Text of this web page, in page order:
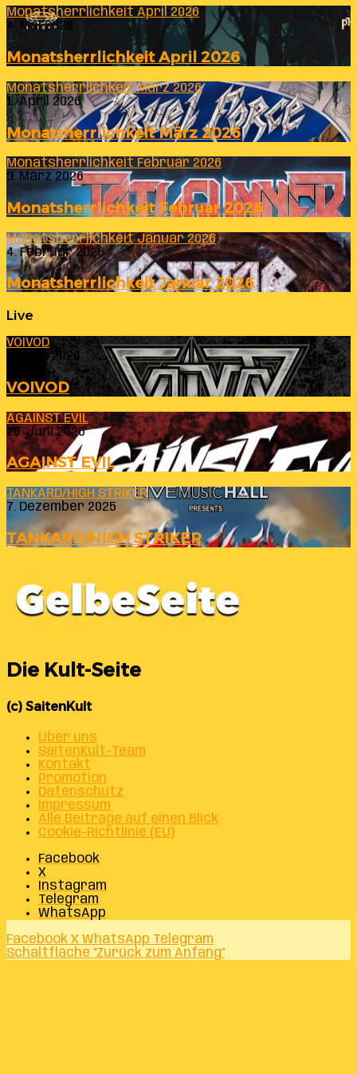
Monatsherrlichkeit April 2026
4. Mai 2026
Monatsherrlichkeit April 2026
Monatsherrlichkeit März 2026
1. April 2026
Monatsherrlichkeit März 2026
Monatsherrlichkeit Februar 2026
3. März 2026
Monatsherrlichkeit Februar 2026
Monatsherrlichkeit Januar 2026
4. Februar 2026
Monatsherrlichkeit Januar 2026
Live
VOIVOD
23. Juli 2026
VOIVOD
AGAINST EVIL
26. Juni 2026
AGAINST EVIL
TANKARD/HIGH STRIKER
7. Dezember 2025
TANKARD/HIGH STRIKER
Die Kult-Seite
(c) SaitenKult
Über uns
SaitenKult-Team
Kontakt
Promotion
Datenschutz
Impressum
Alle Beiträge auf einen Blick
Cookie-Richtlinie (EU)
Facebook
X
Instagram
Telegram
WhatsApp
Facebook X WhatsApp Telegram
Schaltfläche "Zurück zum Anfang"